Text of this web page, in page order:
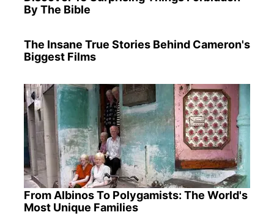
By The Bible
The Insane True Stories Behind Cameron's
Biggest Films
From Albinos To Polygamists: The World's
Most Unique Families